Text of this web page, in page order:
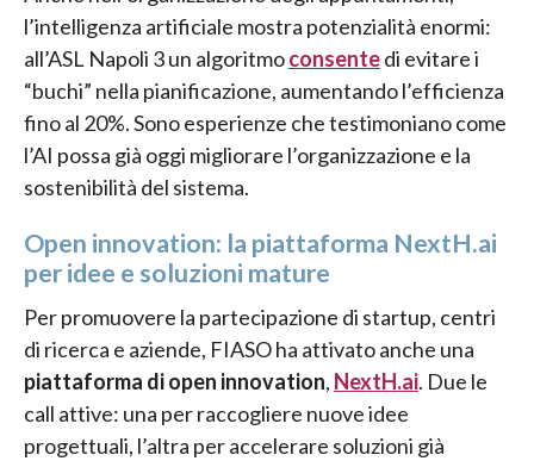
l’intelligenza artificiale mostra potenzialità enormi:
all’ASL Napoli 3 un algoritmoconsentedi evitare i
“buchi” nella pianificazione, aumentando l’efficienza
fino al 20%. Sono esperienze che testimoniano come
l’AI possa già oggi migliorare l’organizzazione e la
sostenibilità del sistema.
Open innovation: la piattaforma NextH.ai
per idee e soluzioni mature
Per promuovere la partecipazione di startup, centri
di ricerca e aziende, FIASO ha attivato anche una
piattaforma di open innovation, NextH.ai. Due le
call attive: una per raccogliere nuove idee
progettuali, l’altra per accelerare soluzioni già